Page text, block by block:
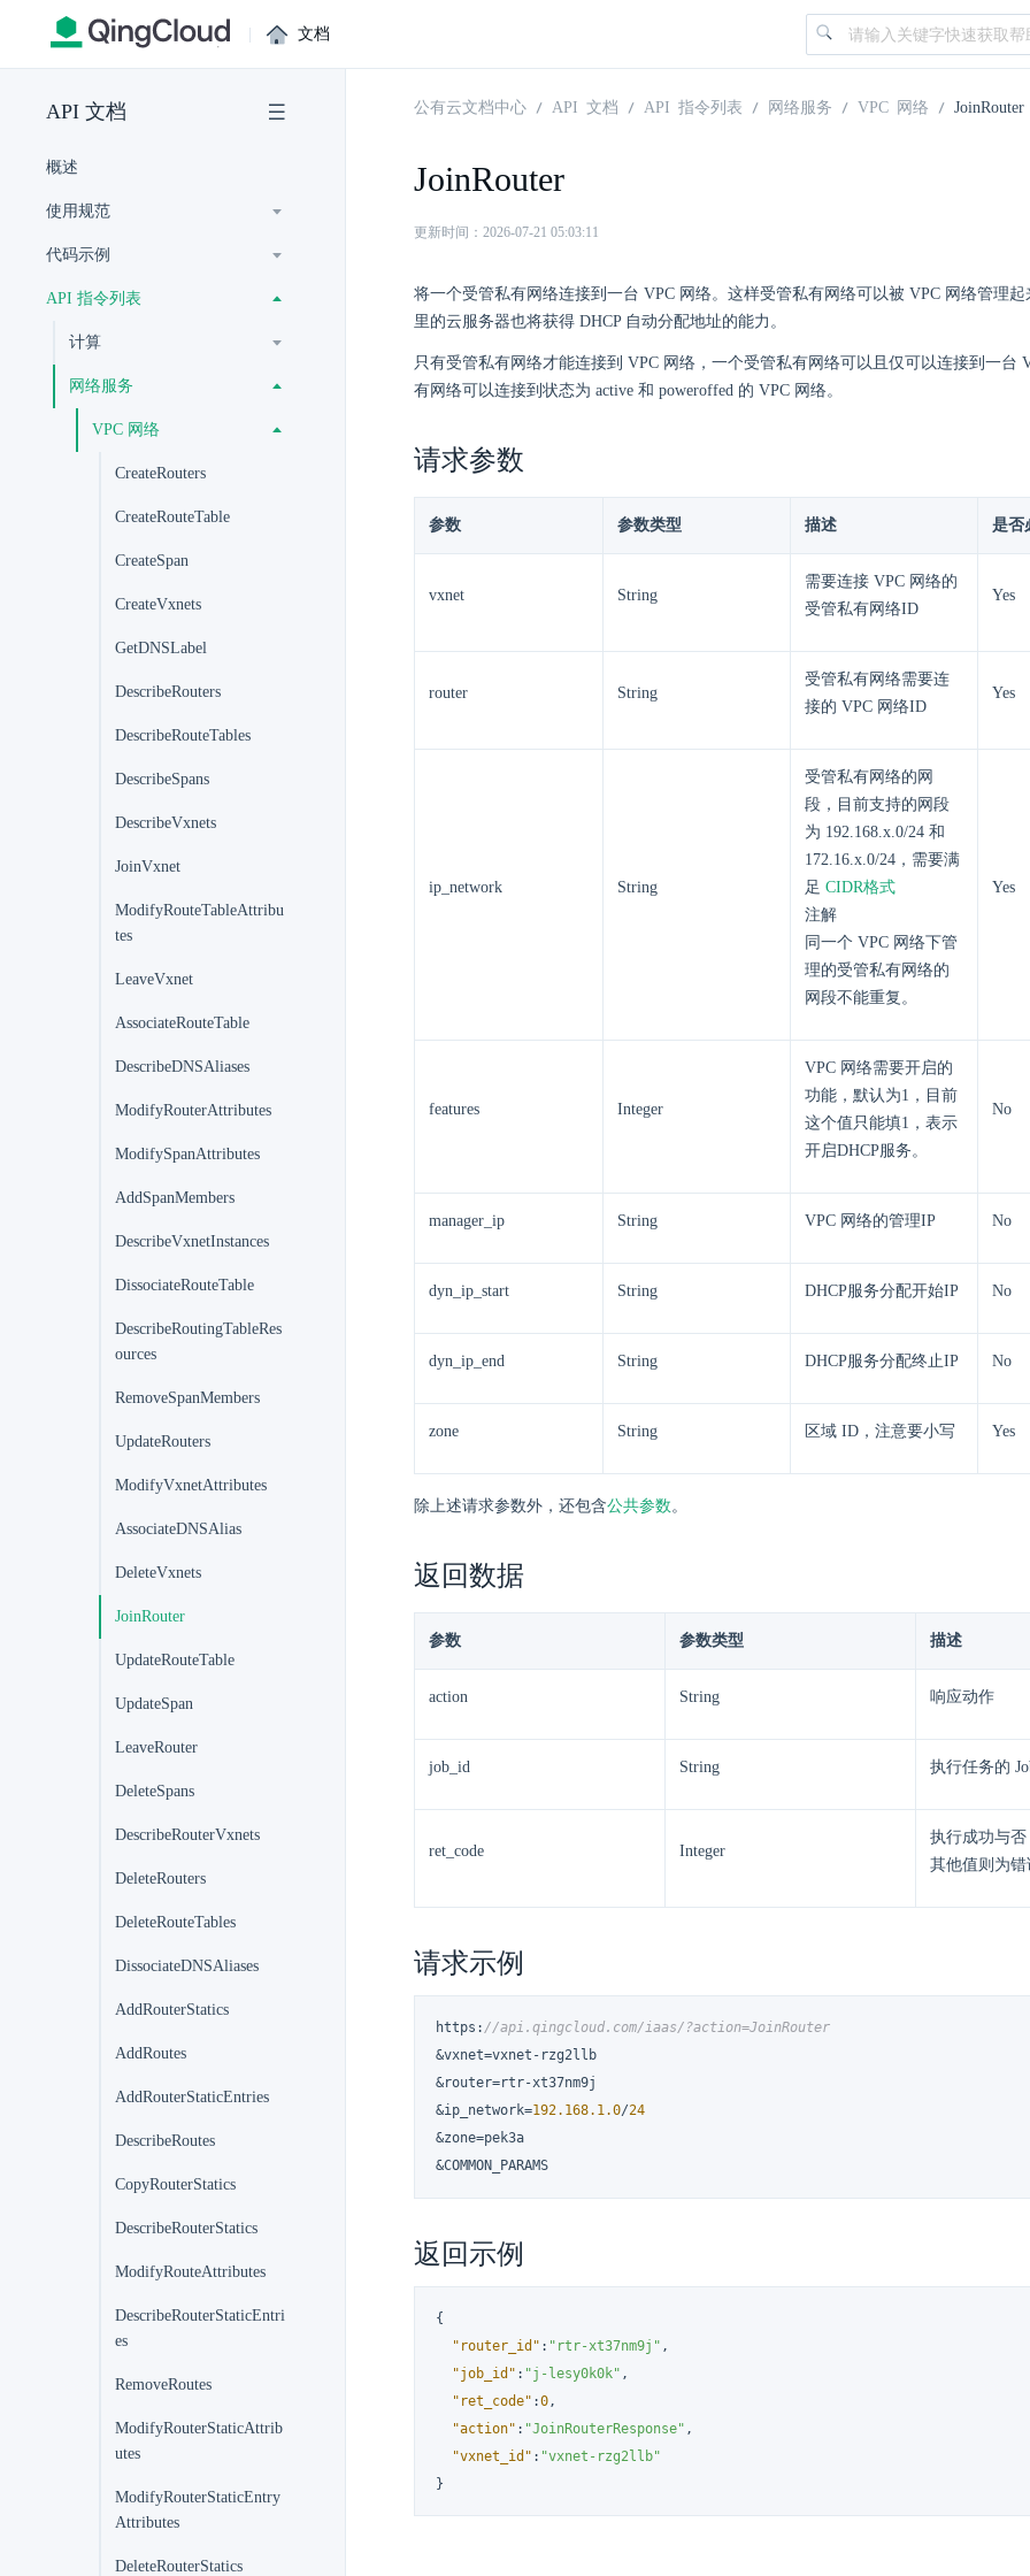
| 文档
API 文档
概述
使用规范
代码示例
API 指令列表
计算
网络服务
VPC 网络
CreateRouters
CreateRouteTable
CreateSpan
CreateVxnets
GetDNSLabel
DescribeRouters
DescribeRouteTables
DescribeSpans
DescribeVxnets
JoinVxnet
ModifyRouteTableAttribu
tes
LeaveVxnet
AssociateRouteTable
DescribeDNSAliases
ModifyRouterAttributes
ModifySpanAttributes
AddSpanMembers
DescribeVxnetInstances
DissociateRouteTable
DescribeRoutingTableRes
ources
RemoveSpanMembers
UpdateRouters
ModifyVxnetAttributes
AssociateDNSAlias
DeleteVxnets
JoinRouter
UpdateRouteTable
UpdateSpan
LeaveRouter
DeleteSpans
DescribeRouterVxnets
DeleteRouters
DeleteRouteTables
DissociateDNSAliases
AddRouterStatics
AddRoutes
AddRouterStaticEntries
DescribeRoutes
CopyRouterStatics
DescribeRouterStatics
ModifyRouteAttributes
DescribeRouterStaticEntri
es
RemoveRoutes
ModifyRouterStaticAttrib
utes
ModifyRouterStaticEntry
Attributes
DeleteRouterStatics
公有云文档中心 API 文档 API 指令列表 网络服务 VPC 网络 JoinRouter
JoinRouter
更新时间：2026-07-21 05:03:11
将一个受管私有网络连接到一台 VPC 网络。这样受管私有网络可以被 VPC 网络管理
里的云服务器也将获得 DHCP 自动分配地址的能力。
只有受管私有网络才能连接到 VPC 网络，一个受管私有网络可以且仅可以连接到一台
有网络可以连接到状态为 active 和 poweroffed 的 VPC 网络。
请求参数
参数 参数类型 描述 是否
vxnet String
需要连接 VPC 网络的
受管私有网络ID
Yes
router String
受管私有网络需要连
接的 VPC 网络ID
Yes
ip_network String
受管私有网络的网
段，目前支持的网段
为 192.168.x.0/24 和
172.16.x.0/24，需要满
足 CIDR格式
注解
同一个 VPC 网络下管
理的受管私有网络的
网段不能重复。
Yes
features Integer
VPC 网络需要开启的
功能，默认为1，目前
这个值只能填1，表示
开启DHCP服务。
No
manager_ip String VPC 网络的管理IP No
dyn_ip_start String DHCP服务分配开始IP No
dyn_ip_end String DHCP服务分配终止IP No
zone String 区域 ID，注意要小写 Yes
除上述请求参数外，还包含公共参数。
返回数据
参数 参数类型 描述
action String 响应动作
job_id String 执行任务的
ret_code Integer
执行成功与
其他值则为
请求示例
https : //api.qingcloud.com/iaas/?action=JoinRouter
&vxnet=vxnet-rzg2llb
&router=rtr-xt37nm9j
&ip_network=192.168.1.0/24
&zone=pek3a
&COMMON_PARAMS
返回示例
{
"router_id" : "rtr-xt37nm9j" ,
"job_id" : "j-lesy0k0k" ,
"ret_code" :0,
"action" : "JoinRouterResponse" ,
"vxnet_id" : "vxnet-rzg2llb"
}